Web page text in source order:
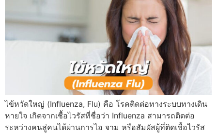
ไข้หวัดใหญ่ (Influenza, Flu) คือ โรคติดต่อทางระบบทางเดิน
หายใจ เกิดจากเชื้อไวรัสที่ชื่อว่า Influenza สามารถติดต่อ
ระหว่างคนสู่คนได้ผ่านการไอ จาม หรือสัมผัสผู้ที่ติดเชื้อไวรัส